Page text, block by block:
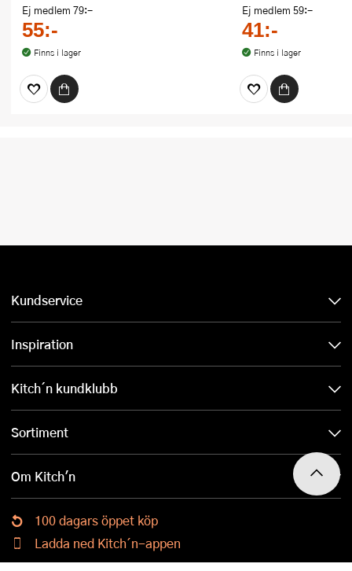
Ej medlem 79:-
55:-
Finns i lager
Ej medlem 59:-
41:-
Finns i lager
Kundservice
Inspiration
Kitch´n kundklubb
Sortiment
Om Kitch'n
100 dagars öppet köp
Ladda ned Kitch´n-appen